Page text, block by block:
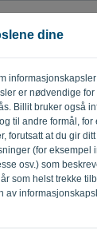
dine
informasjonskapsler
er nødvendige for
Billit bruker også
til andre formål,
forutsatt at du gir
(for eksempel
osv.) som
som helst trekke
av